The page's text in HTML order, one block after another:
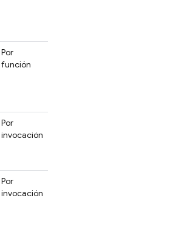
Por
función
Por
invocación
Por
invocación